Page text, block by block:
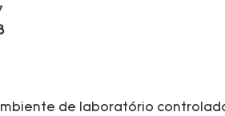
de laboratório